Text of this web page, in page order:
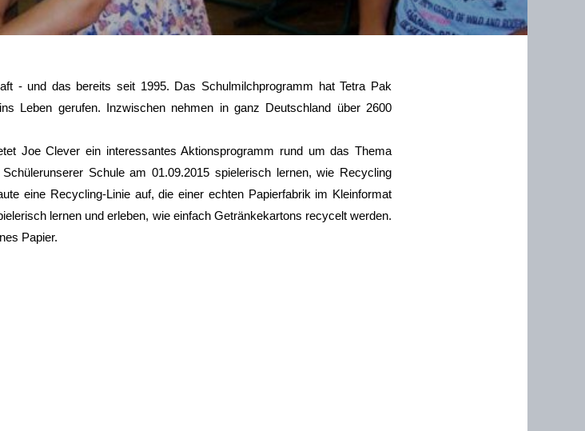
- und das bereits seit 1995. Das Schulmilchprogramm hat Tetra Pak
Leben gerufen. Inzwischen nehmen in ganz Deutschland über 2600
Joe Clever ein interessantes Aktionsprogramm rund um das Thema
Schule am 01.09.2015 spielerisch lernen, wie Recycling
eine Recycling-Linie auf, die einer echten Papierfabrik im Kleinformat
lernen und erleben, wie einfach Getränkekartons recycelt werden.
Papier.